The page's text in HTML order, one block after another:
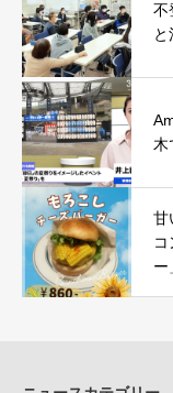
不
木
甘
ー